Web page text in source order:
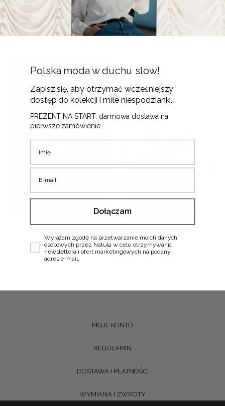
Longsleeve Niksen •
Tencel •
265zł
Longsleeve Niksen Paski
• Tencel •
Longsleeve Merci •
235zł
T-shirt Catchy • Tencel •
MOJE KONTO
REGULAMIN
DOSTAWA I PŁATNOŚCI
WYMIANA I ZWROTY
Polska moda w duchu slow!
Zapisz się, aby otrzymać wcześniejszy
dostęp do kolekcji i miłe niespodzianki.
PREZENT NA START: darmowa dostawa na
pierwsze zamówienie.
Dołączam
ZgodaWyrażam zgodę na przetwarzanie moich danych
osobowych przez Natula w celu otrzymywania
newslettera i ofert marketingowych na podany
adres e-mail.